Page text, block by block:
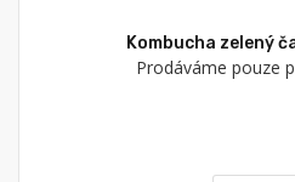
Kombucha zelený
Prodáváme pouze